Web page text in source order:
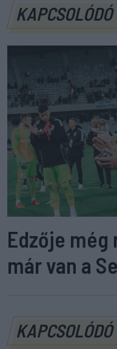
KAPCSOLÓDÓ
Edzője
már van a
KAPCSOLÓDÓ